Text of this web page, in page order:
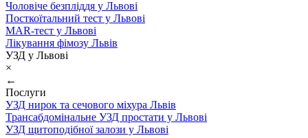
Чоловіче безпліддя у Львові
Посткоїтальний тест у Львові
MAR-тест у Львові
Лікування фімозу Львів
УЗД у Львові
×
←
Послуги
УЗД нирок та сечового міхура Львів
Трансабдомінальне УЗД простати у Львові
УЗД щитоподібної залози у Львові